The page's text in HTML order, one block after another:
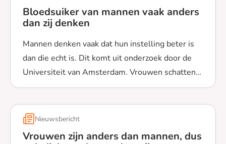
Bloedsuiker van mannen vaak anders
dan zij denken
Mannen denken vaak dat hun instelling beter is
dan die echt is. Dit komt uit onderzoek door de
Universiteit van Amsterdam. Vrouwen schatten
dit beter in.
Lees meer over Bloedsuiker van mannen vaak anders
Nieuwsbericht
Vrouwen zijn anders dan mannen, dus